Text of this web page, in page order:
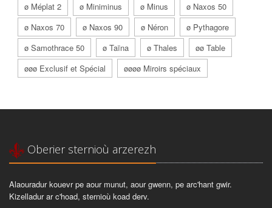
ø Méplat 2
ø Miniminus ø Minus
ø Naxos 50
ø Naxos 70
ø Naxos 90 ø Néron
ø Pythagore
ø Samothrace 50
ø Taïna ø Thales
øø Table
øøø Exclusif et Spécial
øøøø Miroirs spéciaux
Oberier sternioù arzerezh
Alaouradur kouevr pe aour munut, aour gwenn, pe arc'hant gwir.
Kizelladur ar c'hoad, sternioù koad derv.